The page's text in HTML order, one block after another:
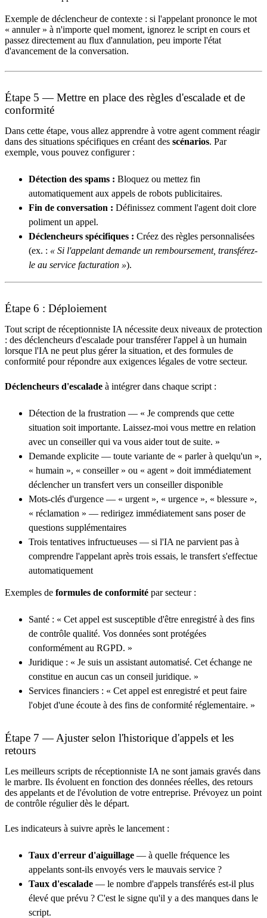
Exemple de déclencheur de contexte : si l'appelant prononce le mot
« annuler » à n'importe quel moment, ignorez le script en cours et
passez directement au flux d'annulation, peu importe l'état
d'avancement de la conversation.
Étape 5 — Mettre en place des règles d'escalade et de
conformité
Dans cette étape, vous allez apprendre à votre agent comment réagir
dans des situations spécifiques en créant des scénarios. Par
exemple, vous pouvez configurer :
Détection des spams : Bloquez ou mettez fin
automatiquement aux appels de robots publicitaires.
Fin de conversation : Définissez comment l'agent doit clore
poliment un appel.
Déclencheurs spécifiques : Créez des règles personnalisées
(ex. : « Si l'appelant demande un remboursement, transférez-
le au service facturation »).
Étape 6 : Déploiement
Tout script de réceptionniste IA nécessite deux niveaux de protection
: des déclencheurs d'escalade pour transférer l'appel à un humain
lorsque l'IA ne peut plus gérer la situation, et des formules de
conformité pour répondre aux exigences légales de votre secteur.
Déclencheurs d'escalade à intégrer dans chaque script :
Détection de la frustration — « Je comprends que cette
situation soit importante. Laissez-moi vous mettre en relation
avec un conseiller qui va vous aider tout de suite. »
Demande explicite — toute variante de « parler à quelqu'un »,
« humain », « conseiller » ou « agent » doit immédiatement
déclencher un transfert vers un conseiller disponible
Mots-clés d'urgence — « urgent », « urgence », « blessure »,
« réclamation » — redirigez immédiatement sans poser de
questions supplémentaires
Trois tentatives infructueuses — si l'IA ne parvient pas à
comprendre l'appelant après trois essais, le transfert s'effectue
automatiquement
Exemples de formules de conformité par secteur :
Santé : « Cet appel est susceptible d'être enregistré à des fins
de contrôle qualité. Vos données sont protégées
conformément au RGPD. »
Juridique : « Je suis un assistant automatisé. Cet échange ne
constitue en aucun cas un conseil juridique. »
Services financiers : « Cet appel est enregistré et peut faire
l'objet d'une écoute à des fins de conformité réglementaire. »
Étape 7 — Ajuster selon l'historique d'appels et les
retours
Les meilleurs scripts de réceptionniste IA ne sont jamais gravés dans
le marbre. Ils évoluent en fonction des données réelles, des retours
des appelants et de l'évolution de votre entreprise. Prévoyez un point
de contrôle régulier dès le départ.
Les indicateurs à suivre après le lancement :
Taux d'erreur d'aiguillage — à quelle fréquence les
appelants sont-ils envoyés vers le mauvais service ?
Taux d'escalade — le nombre d'appels transférés est-il plus
élevé que prévu ? C'est le signe qu'il y a des manques dans le
script.